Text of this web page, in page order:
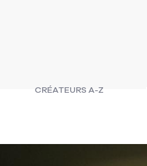
CRÉATEURS A-Z